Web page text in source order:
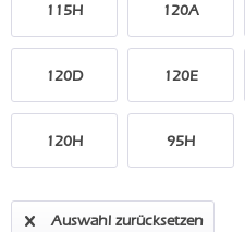
115H 120A
120D 120E
120H 95H
Auswahl zurücksetzen